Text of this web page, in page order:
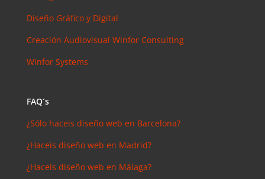
Diseño Gráfico y Digital
Creación Audiovisual Winfor Consulting
Winfor Systems
FAQ´s
¿Sólo haceis diseño web en Barcelona?
¿Haceis diseño web en Madrid?
¿Haceis diseño web en Málaga?